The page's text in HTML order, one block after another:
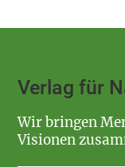
Verlag für
Wir bringen
Visionen